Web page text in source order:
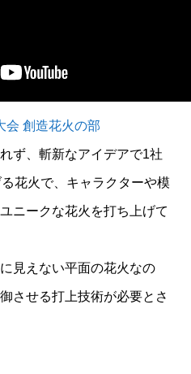
会 創造花火の部
ず、斬新なアイデアで1社
花火で、キャラクターや模
ニークな花火を打ち上げて
見えない平面の花火なの
させる打上技術が必要とさ